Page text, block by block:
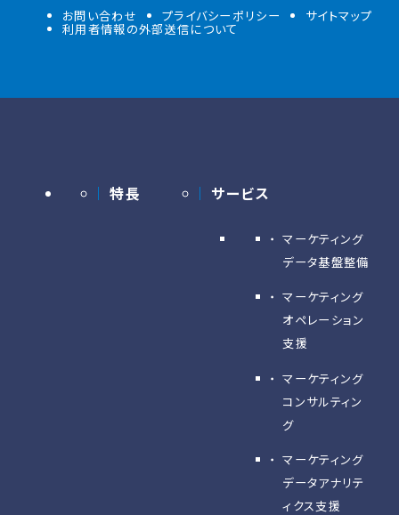
お問い合わせ プライバシーポリシー サイトマップ
利用者情報の外部送信について
特長 サービス
マーケティング
データ基盤整備
マーケティング
オペレーション
支援
マーケティング
コンサルティン
グ
マーケティング
データアナリテ
ィクス支援